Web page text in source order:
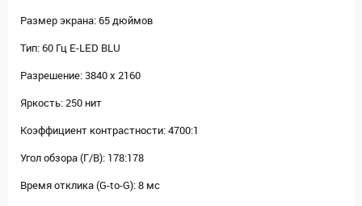
Размер экрана: 65 дюймов
Тип: 60 Гц E-LED BLU
Разрешение: 3840 x 2160
Яркость: 250 нит
Коэффициент контрастности: 4700:1
Угол обзора (Г/В): 178:178
Время отклика (G-to-G): 8 мс